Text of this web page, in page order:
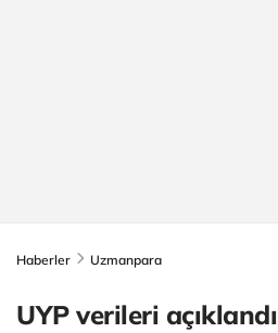
Haberler Uzmanpara
UYP verileri açıklandı